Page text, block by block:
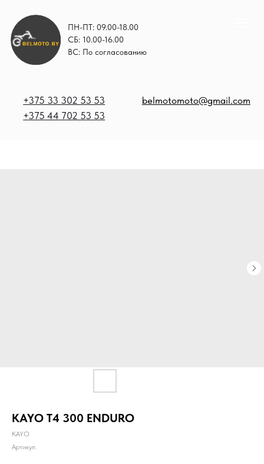
ПН-ПТ: 09.00-18.00
СБ: 10.00-16.00
ВС: По согласованию
KAYO T4 300 ENDURO
KAYO
Артикул: